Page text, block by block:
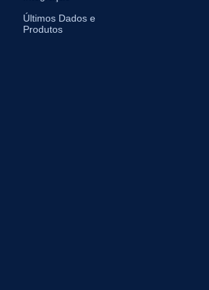
Últimos Dados e
Produtos